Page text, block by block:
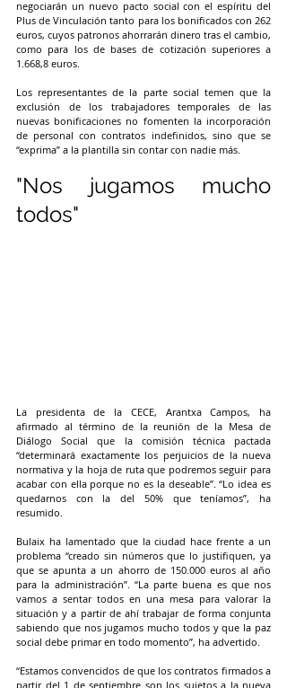
negociarán un nuevo pacto social con el espíritu del
Plus de Vinculación tanto para los bonificados con 262
euros, cuyos patronos ahorrarán dinero tras el cambio,
como para los de bases de cotización superiores a
1.668,8 euros.
Los representantes de la parte social temen que la
exclusión de los trabajadores temporales de las
nuevas bonificaciones no fomenten la incorporación
de personal con contratos indefinidos, sino que se
“exprima” a la plantilla sin contar con nadie más.
"Nos jugamos mucho
todos"
La presidenta de la CECE, Arantxa Campos, ha
afirmado al término de la reunión de la Mesa de
Diálogo Social que la comisión técnica pactada
“determinará exactamente los perjuicios de la nueva
normativa y la hoja de ruta que podremos seguir para
acabar con ella porque no es la deseable”. “Lo idea es
quedarnos con la del 50% que teníamos”, ha
resumido.
Bulaix ha lamentado que la ciudad hace frente a un
problema “creado sin números que lo justifiquen, ya
que se apunta a un ahorro de 150.000 euros al año
para la administración”. “La parte buena es que nos
vamos a sentar todos en una mesa para valorar la
situación y a partir de ahí trabajar de forma conjunta
sabiendo que nos jugamos mucho todos y que la paz
social debe primar en todo momento”, ha advertido.
“Estamos convencidos de que los contratos firmados a
partir del 1 de septiembre son los sujetos a la nueva